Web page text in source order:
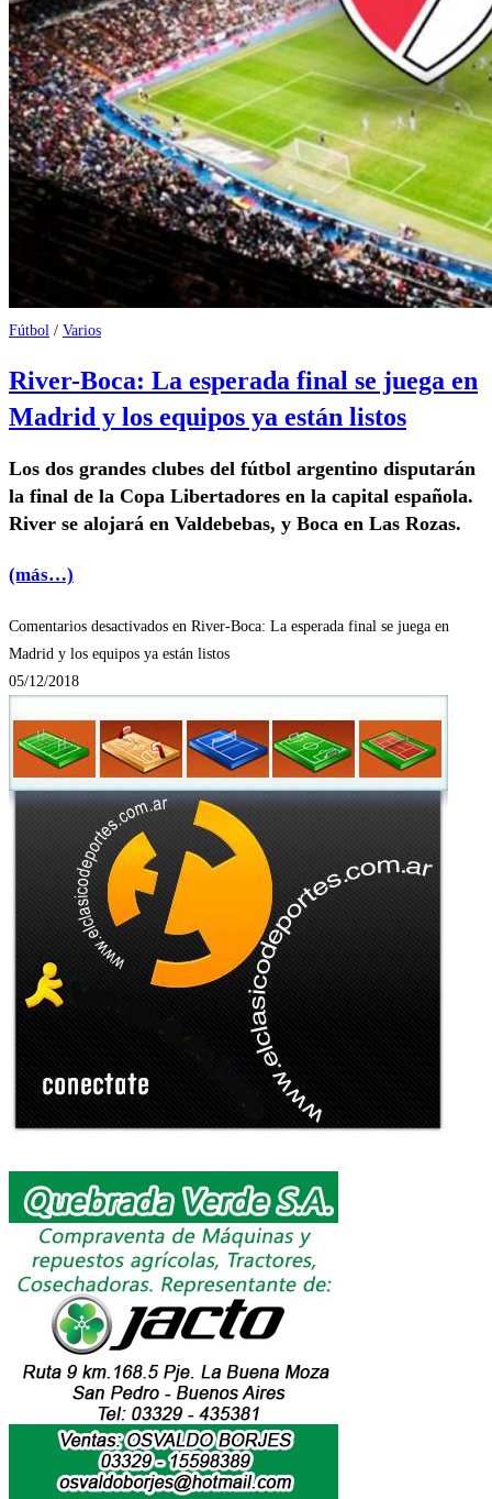
Fútbol / Varios
River-Boca: La esperada final se juega en
Madrid y los equipos ya están listos
Los dos grandes clubes del fútbol argentino disputarán
la final de la Copa Libertadores en la capital española.
River se alojará en Valdebebas, y Boca en Las Rozas.
(más…)
Comentarios desactivados en River-Boca: La esperada final se juega en
Madrid y los equipos ya están listos
05/12/2018